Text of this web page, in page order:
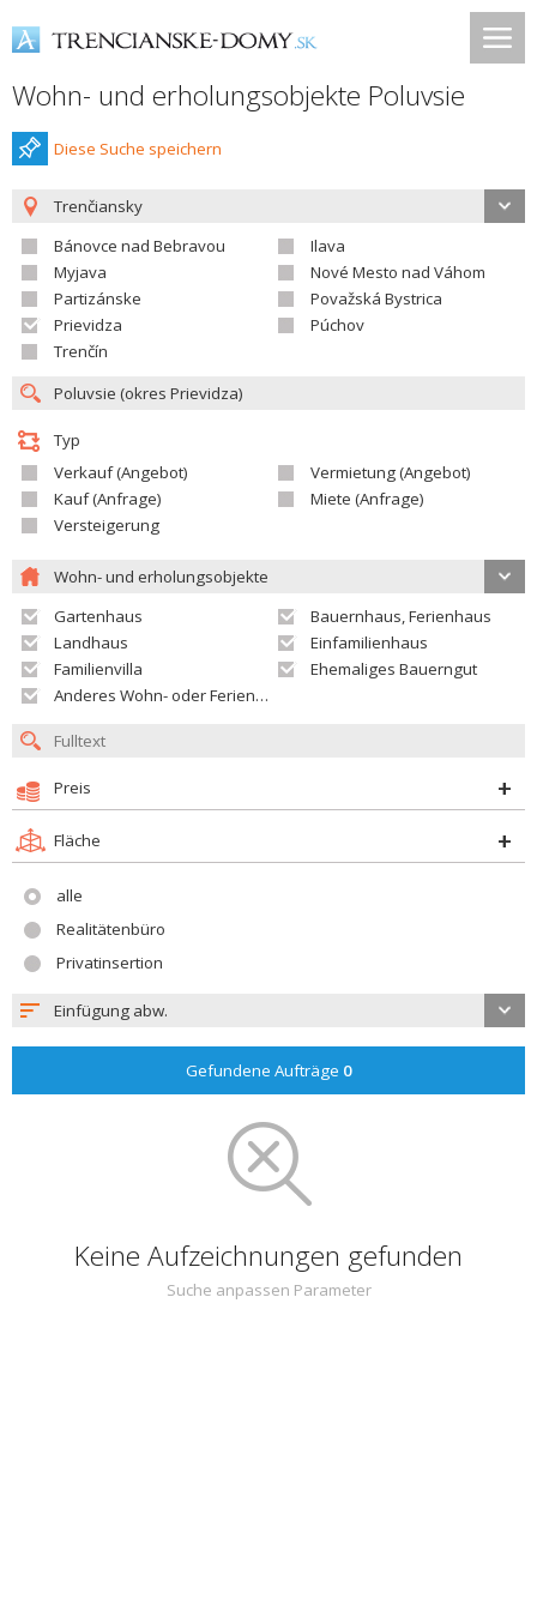
Wohn- und erholungsobjekte Poluvsie
Diese Suche speichern
Trenčiansky
Bánovce nad Bebravou
Ilava
Myjava
Nové Mesto nad Váhom
Partizánske
Považská Bystrica
Prievidza
Púchov
Trenčín
Typ
Verkauf (Angebot)
Vermietung (Angebot)
Kauf (Anfrage)
Miete (Anfrage)
Versteigerung
Wohn- und erholungsobjekte
Gartenhaus
Bauernhaus, Ferienhaus
Landhaus
Einfamilienhaus
Familienvilla
Ehemaliges Bauerngut
Anderes Wohn- oder Ferienobjekt
Preis
Fläche
alle
Realitätenbüro
Privatinsertion
Einfügung abw.
Gefundene Aufträge 0
Keine Aufzeichnungen gefunden
Suche anpassen Parameter